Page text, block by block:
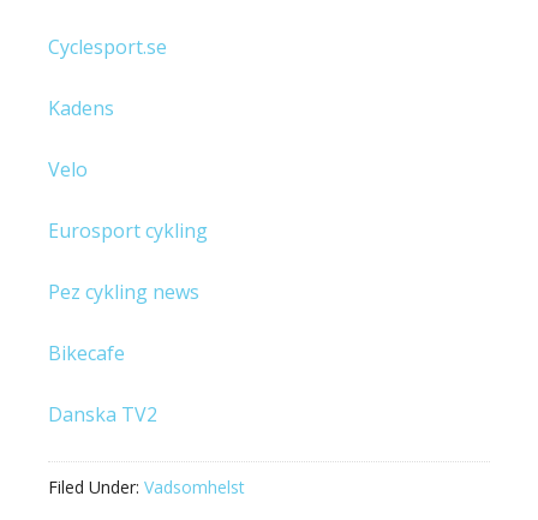
Cyclesport.se
Kadens
Velo
Eurosport cykling
Pez cykling news
Bikecafe
Danska TV2
Filed Under: Vadsomhelst